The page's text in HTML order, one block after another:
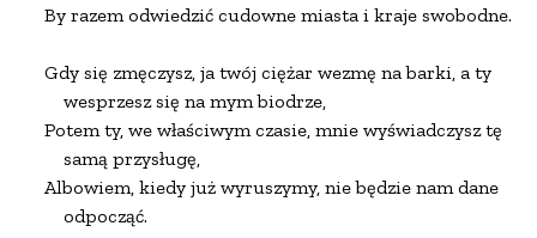
By razem odwiedzić cudowne miasta i kraje swobodne.
Gdy się zmęczysz, ja twój ciężar wezmę na barki, a ty
    wesprzesz się na mym biodrze,
Potem ty, we właściwym czasie, mnie wyświadczysz tę
    samą przysługę,
Albowiem, kiedy już wyruszymy, nie będzie nam dane
    odpocząć.